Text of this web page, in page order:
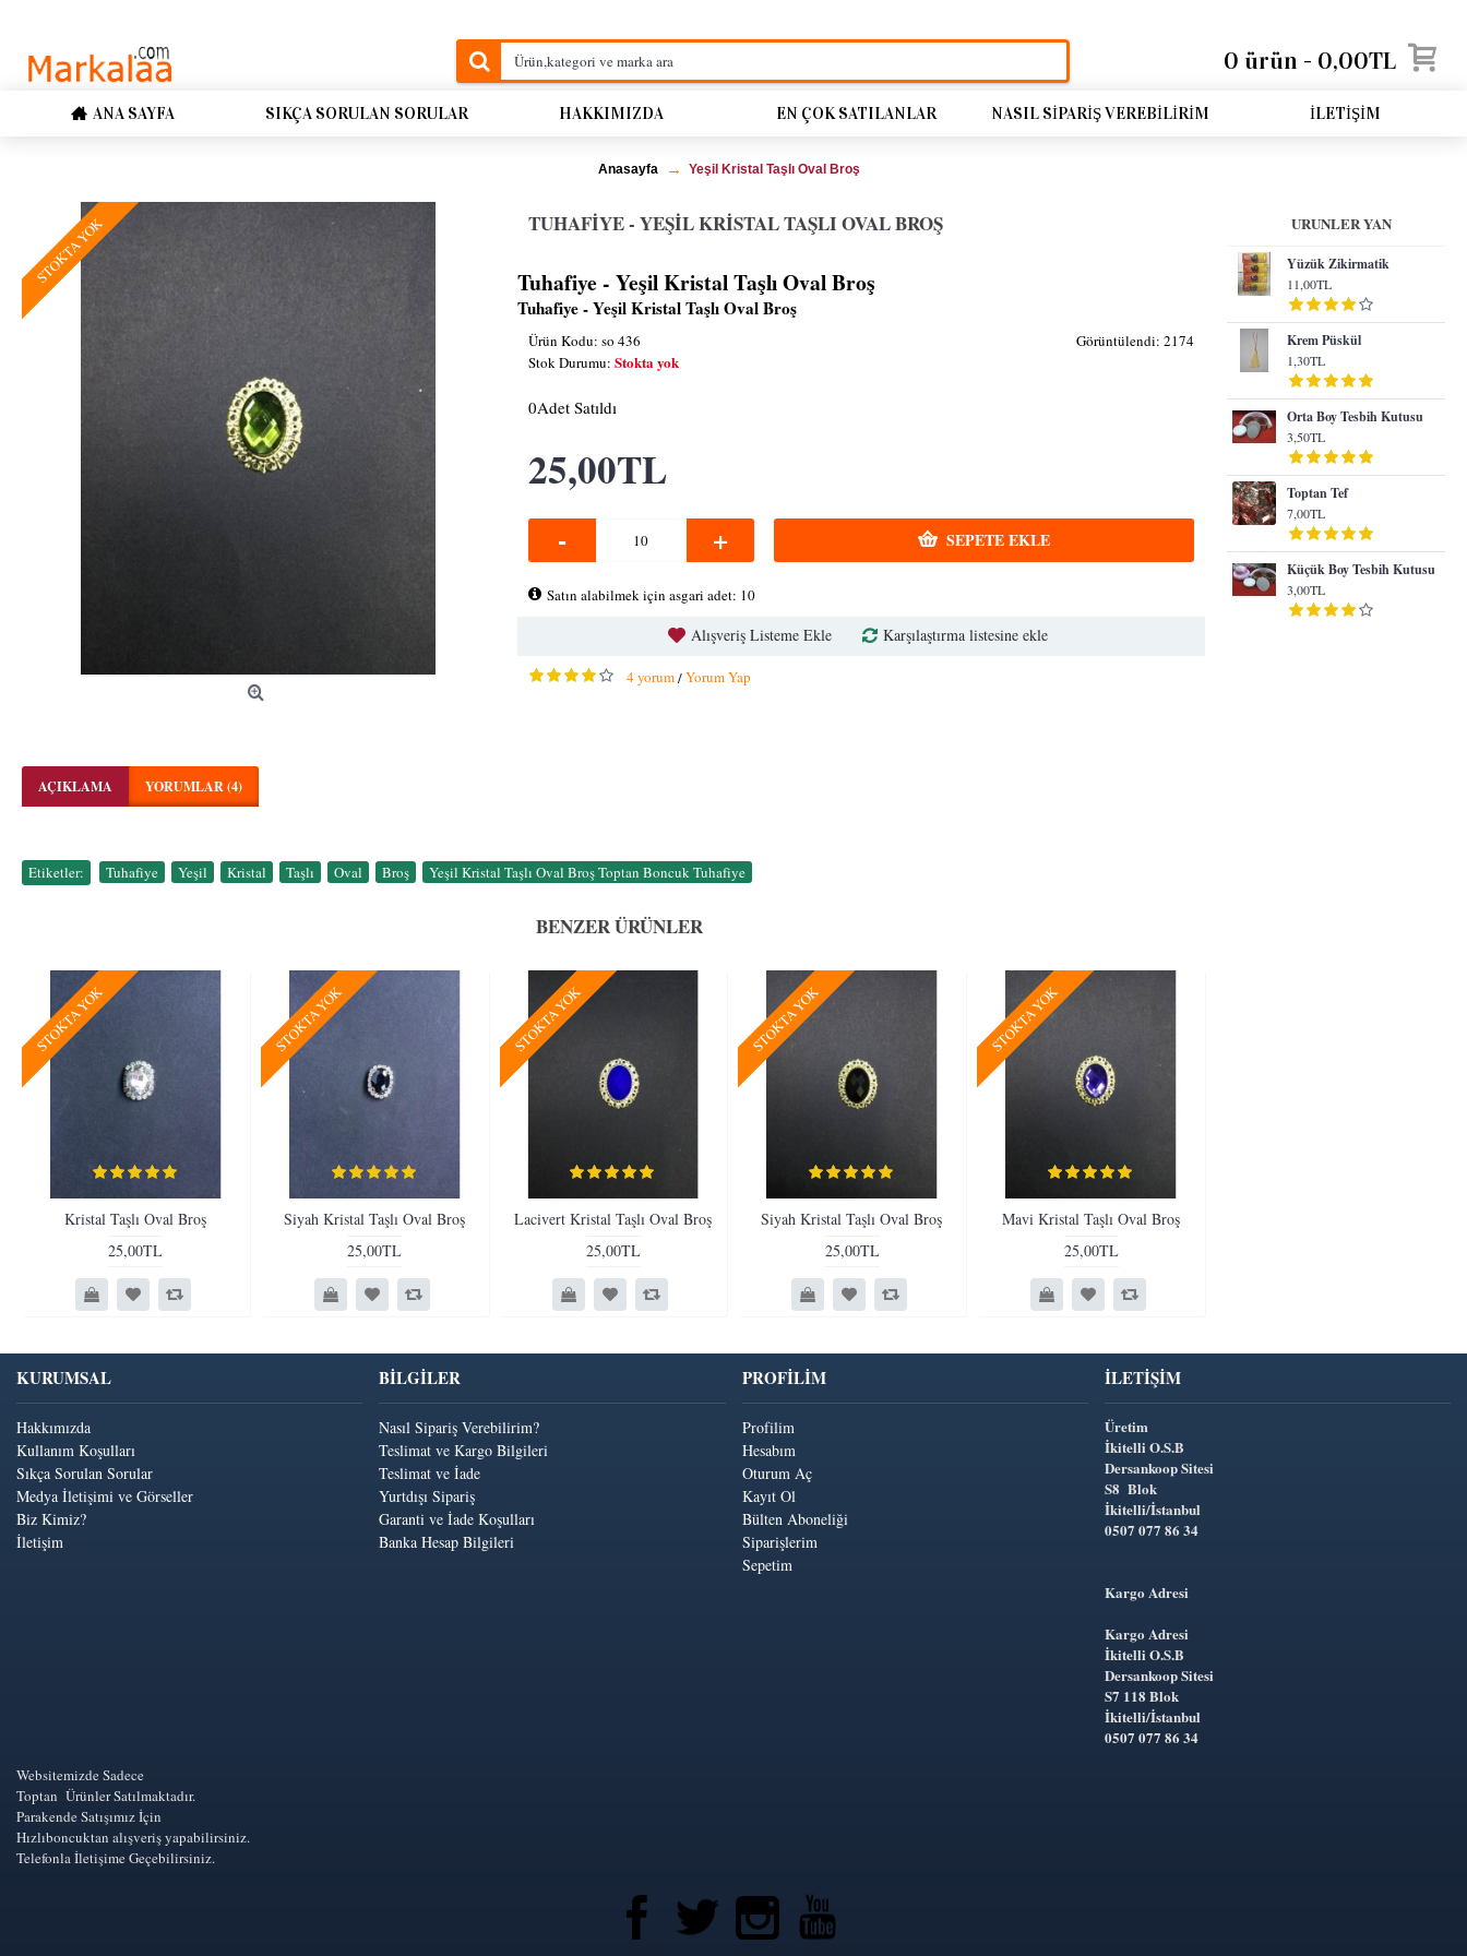
0 ürün - 0,00TL
ANA SAYFA SIKÇA SORULAN SORULAR HAKKIMIZDA EN ÇOK SATILANLAR NASIL SIPARIŞ VEREBILIRIM İLETIŞIM
Anasayfa Yeşil Kristal Taşlı Oval Broş
URUNLER YAN
Yüzük Zikirmatik
11,00TL
Krem Püskül
1,30TL
Orta Boy Tesbih Kutusu
3,50TL
Toptan Tef
7,00TL
Küçük Boy Tesbih Kutusu
3,00TL
STOKTA YOK TUHAFIYE - YEŞIL KRISTAL TAŞLI OVAL BROŞ
Tuhafiye - Yeşil Kristal Taşlı Oval Broş
Tuhafiye - Yeşil Kristal Taşlı Oval Broş
Görüntülendi: 2174
Ürün Kodu: so 436
Stok Durumu: Stokta yok
0Adet Satıldı
25,00TL
- + SEPETE EKLE
Satın alabilmek için asgari adet: 10
Alışveriş Listeme Ekle Karşılaştırma listesine ekle
4 yorum/Yorum Yap
AÇIKLAMA YORUMLAR (4)
Etiketler: Tuhafiye Yeşil Kristal Taşlı Oval Broş Yeşil Kristal Taşlı Oval Broş Toptan Boncuk Tuhafiye
BENZER ÜRÜNLER
STOKTA YOK
Kristal Taşlı Oval Broş
25,00TL
STOKTA YOK
Siyah Kristal Taşlı Oval Broş
25,00TL
STOKTA YOK
Lacivert Kristal Taşlı Oval Broş
25,00TL
STOKTA YOK
Siyah Kristal Taşlı Oval Broş
25,00TL
STOKTA YOK
Mavi Kristal Taşlı Oval Broş
25,00TL
KURUMSAL
Hakkımızda
Kullanım Koşulları
Sıkça Sorulan Sorular
Medya İletişimi ve Görseller
Biz Kimiz?
İletişim
BİLGİLER
Nasıl Sipariş Verebilirim?
Teslimat ve Kargo Bilgileri
Teslimat ve İade
Yurtdışı Sipariş
Garanti ve İade Koşulları
Banka Hesap Bilgileri
PROFİLİM
Profilim
Hesabım
Oturum Aç
Kayıt Ol
Bülten Aboneliği
Siparişlerim
Sepetim
İLETIŞIM
Üretim
İkitelli O.S.B
Dersankoop Sitesi
S8 Blok
İkitelli/İstanbul
0507 077 86 34
Kargo Adresi
Kargo Adresi
İkitelli O.S.B
Dersankoop Sitesi
S7 118 Blok
İkitelli/İstanbul
0507 077 86 34
Websitemizde Sadece
Toptan Ürünler Satılmaktadır.
Parakende Satışımız İçin
Hızlıboncuktan alışveriş yapabilirsiniz.
Telefonla İletişime Geçebilirsiniz.